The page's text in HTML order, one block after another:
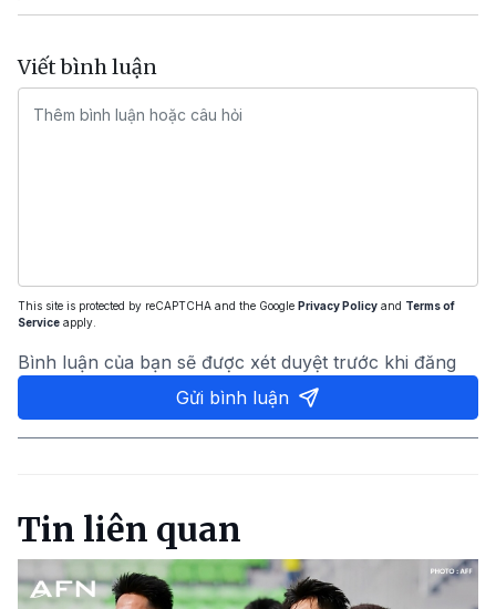
Viết bình luận
This site is protected by reCAPTCHA and the Google Privacy Policy and Terms of
Service apply.
Bình luận của bạn sẽ được xét duyệt trước khi đăng
Gửi bình luận
Tin liên quan